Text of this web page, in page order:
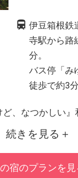
伊豆箱根鉄
寺駅から路
分。
バス停「み
徒歩で約3分
ど、なつかしい
が印象的で、さり
のり灯された館内
続きを見る
宿のプランを見